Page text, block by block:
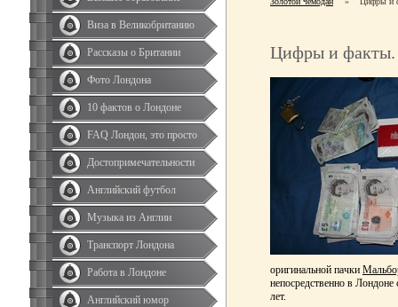
Виза в Великобританию
Рассказы о Британии
Фото Лондона
10 фактов о Лондоне
FAQ Лондон, это просто
Достопримечательности
Английский футбол
Музыка из Англии
Транспорт Лондона
Работа в Лондоне
Английский юмор
Цифры и факты.
оригинальной пачки
непосредственно в Лондоне
лет.